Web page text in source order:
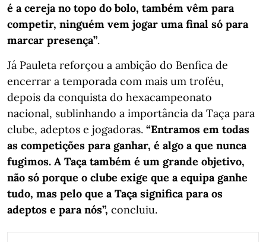
é a cereja no topo do bolo, também vêm para
competir, ninguém vem jogar uma final só para
marcar presença”.
Já Pauleta reforçou a ambição do Benfica de
encerrar a temporada com mais um troféu,
depois da conquista do hexacampeonato
nacional, sublinhando a importância da Taça para
clube, adeptos e jogadoras. “Entramos em todas
as competições para ganhar, é algo a que nunca
fugimos. A Taça também é um grande objetivo,
não só porque o clube exige que a equipa ganhe
tudo, mas pelo que a Taça significa para os
adeptos e para nós”, concluiu.